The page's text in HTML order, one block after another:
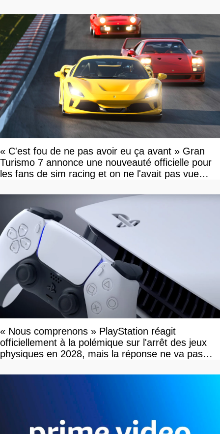
« C'est fou de ne pas avoir eu ça avant » Gran
Turismo 7 annonce une nouveauté officielle pour
les fans de sim racing et on ne l'avait pas vue
« Nous comprenons » PlayStation réagit
officiellement à la polémique sur l'arrêt des jeux
physiques en 2028, mais la réponse ne va pas